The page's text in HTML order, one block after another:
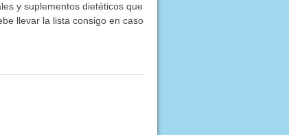
y suplementos dietéticos que
llevar la lista consigo en caso